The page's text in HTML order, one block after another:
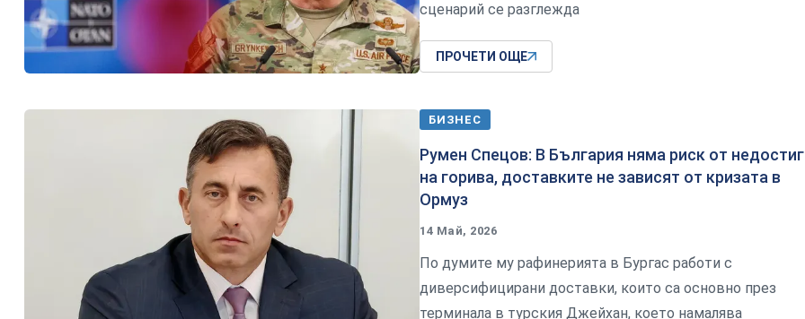
сценарий се разглежда
ПРОЧЕТИ ОЩЕ
БИЗНЕС
Румен Спецов: В България няма риск от недостиг
на горива, доставките не зависят от кризата в
Ормуз
14 Май, 2026
По думите му рафинерията в Бургас работи с
диверсифицирани доставки, които са основно през
терминала в турския Джейхан, което намалява